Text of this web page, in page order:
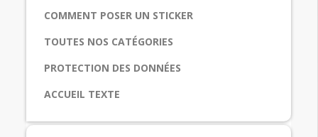
COMMENT POSER UN STICKER
TOUTES NOS CATÉGORIES
PROTECTION DES DONNÉES
ACCUEIL TEXTE